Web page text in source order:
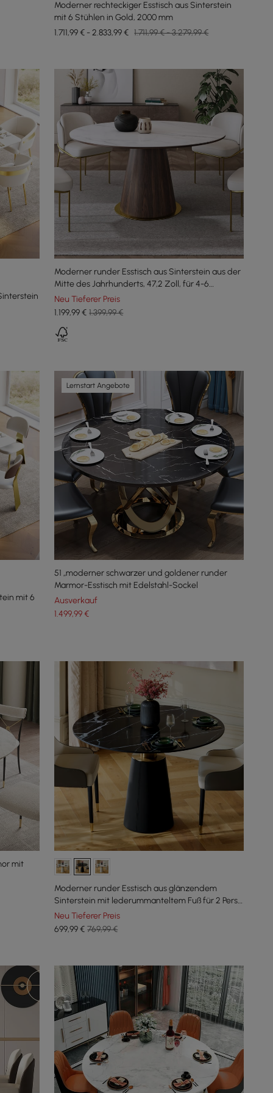
Moderner rechteckiger Esstisch aus Sinterstein
mit 6 Stühlen in Gold, 2000 mm
1.711,99 € - 2.833,99 € 1.711,99 € - 3.279,99 €
Moderner runder Esstisch aus Sinterstein aus der
Mitte des Jahrhunderts, 47,2 Zoll, für 4-6
Personen
Neu Tieferer Preis
1.199,99€ 1.399,99 €
mit 6
Lernstart Angebote
51 „moderner schwarzer und goldener runder
Marmor-Esstisch mit Edelstahl-Sockel
Ausverkauf
1.499,99€
mit
Moderner runder Esstisch aus glänzendem
Sinterstein mit lederummanteltem Fuß für 2 Pers.,
100 cm
Neu Tieferer Preis
699,99€ 769,99 €